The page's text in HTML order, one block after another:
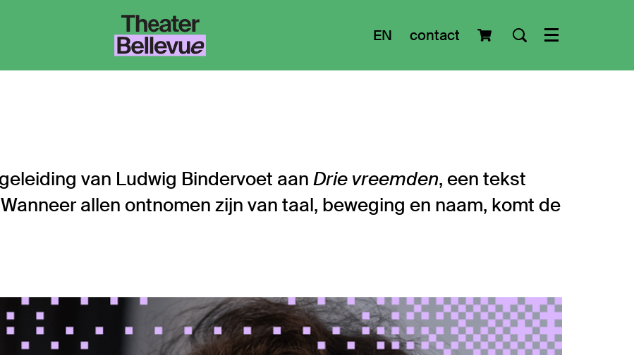
EN contact Menu
van Ludwig Bindervoet aan Drie vreemden, een tekst
allen ontnomen zijn van taal, beweging en naam, komt de